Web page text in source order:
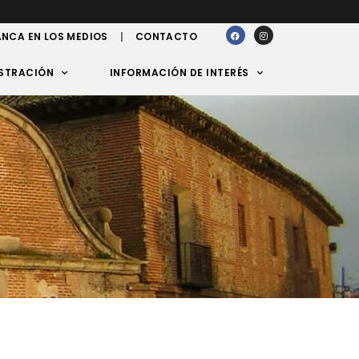
EN LOS MEDIOS CONTACTO
INFORMACIÓN DE INTERÉS